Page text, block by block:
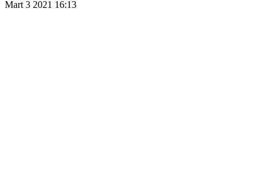
Mart 3 2021 16:13